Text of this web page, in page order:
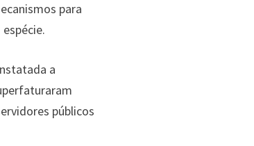
para
a
públicos